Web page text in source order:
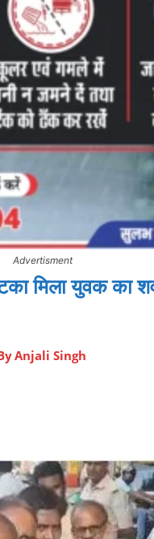
Advertisment
मिला युवक का
Anjali Singh